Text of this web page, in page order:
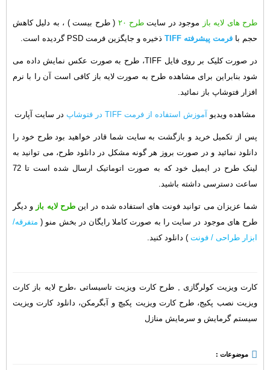
طرح های لایه باز موجود در سایتطرح ۲۰
( طرح بیست ) ، به دلیل کاهش
حجم با فرمت پیشرفته TIFF ذخیره و جایگزین فرمت PSD گردیده است.
در صورت کلیک بر روی فایل TIFF، طرح به صورت عکس نمایش داده می
شود بنابراین برای مشاهده طرح به صورت لایه باز کافی است آن را با نرم
افزار فتوشاپ باز نمائید.
مشاهده ویدیو آموزش استفاده از فرمت TIFF در فتوشاپ در سایت آپارت
پس از تکمیل خرید و بازگشت به سایت شما قادر خواهید بود طرح خود را
دانلود نمائید و در صورت بروز هر گونه مشکل در دانلود طرح، می توانید به
لینک طرح در ایمیل خود که به صورت اتوماتیک ارسال شده است تا 72
ساعت دسترسی داشته باشید.
شما عزیزان می توانید فونت های استفاده شده در اینطرح لایه باز و دیگر
طرح های موجود در سایت را به صورت کاملا رایگان در بخش منو ( متفرقه/
ابزار طراحی / فونت ) دانلود کنید.
کارت ویزیت کولرگازی , طرح کارت ویزیت تاسیساتی ،طرح لایه باز کارت
ویزیت نصب پکیج، طرح کارت ویزیت پکیچ و آبگرمکن، دانلود کارت ویزیت
سیستم گرمایش و سرمایش منازل
موضوعات :